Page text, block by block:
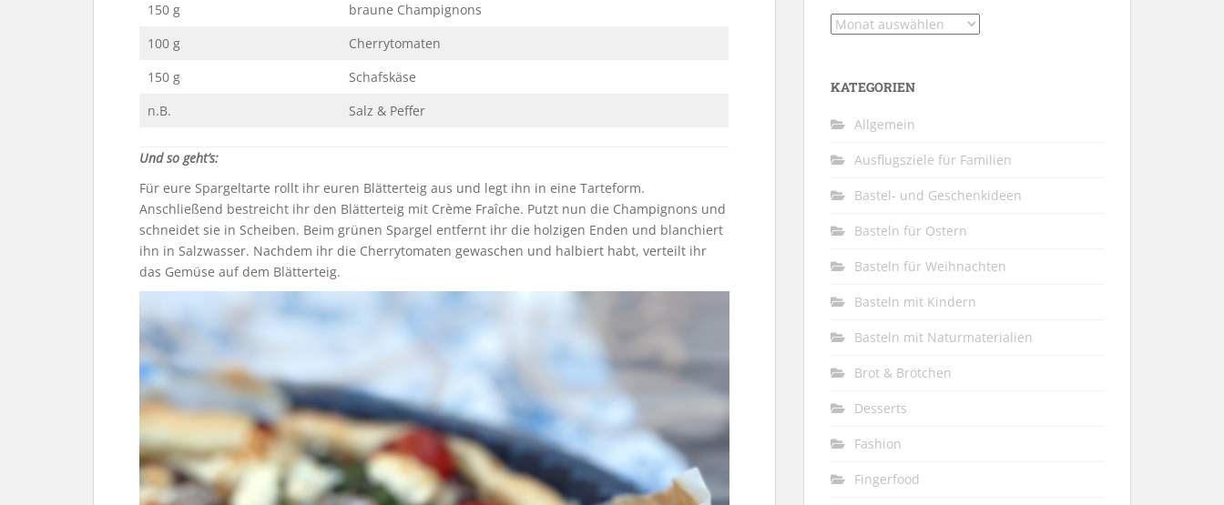
150 g
braune Champignons
100 g
Cherrytomaten
150 g
Schafskäse
n.B.
Salz & Peffer
Und so geht’s:
Für eure Spargeltarte rollt ihr euren Blätterteig aus und legt ihn in eine Tarteform.
Anschließend bestreicht ihr den Blätterteig mit Crème Fraîche. Putzt nun die Champignons und
schneidet sie in Scheiben. Beim grünen Spargel entfernt ihr die holzigen Enden und blanchiert
ihn in Salzwasser. Nachdem ihr die Cherrytomaten gewaschen und halbiert habt, verteilt ihr
das Gemüse auf dem Blätterteig.
Archiv
KATEGORIEN
Allgemein
Ausflugsziele für Familien
Bastel- und Geschenkideen
Basteln für Ostern
Basteln für Weihnachten
Basteln mit Kindern
Basteln mit Naturmaterialien
Brot & Brötchen
Desserts
Fashion
Fingerfood